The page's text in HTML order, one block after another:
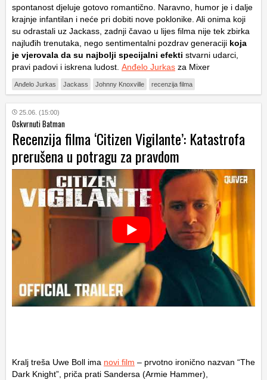
spontanost djeluje gotovo romantično. Naravno, humor je i dalje
krajnje infantilan i neće pri dobiti nove poklonike. Ali onima koji
su odrastali uz Jackass, zadnji čavao u lijes filma nije tek zbirka
najluđih trenutaka, nego sentimentalni pozdrav generaciji koja
je vjerovala da su najbolji specijalni efekti stvarni udarci,
pravi padovi i iskrena ludost. Anđelo Jurkas za Mixer
Anđelo Jurkas Jackass Johnny Knoxville recenzija filma
25.06. (15:00)
Oskvrnuti Batman
Recenzija filma ‘Citizen Vigilante’: Katastrofa
prerušena u potragu za pravdom
Kralj treša Uwe Boll ima novi film – prvotno ironično nazvan “The
Dark Knight”, priča prati Sandersa (Armie Hammer),